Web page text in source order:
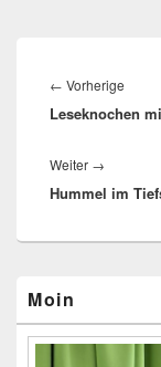
← Vorherige
Leseknochen
Weiter →
Beitrag:
Hummel im
Seitenleisten-
Widgetbereich
Moin